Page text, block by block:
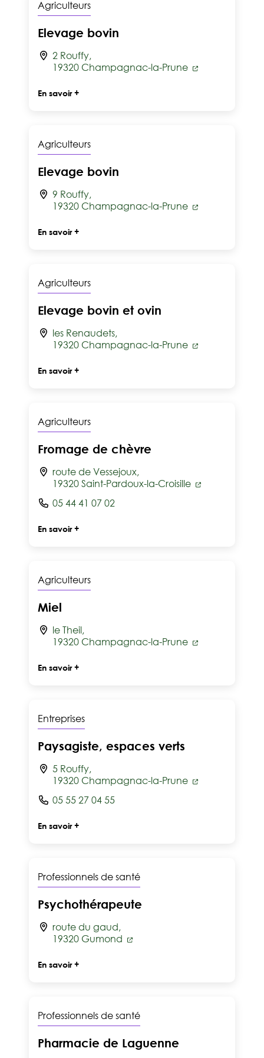
Agriculteurs
Elevage bovin
2 Rouffy,
19320 Champagnac-la-Prune
En savoir +
Agriculteurs
Elevage bovin
9 Rouffy,
19320 Champagnac-la-Prune
En savoir +
Agriculteurs
Elevage bovin et ovin
les Renaudets,
19320 Champagnac-la-Prune
En savoir +
Agriculteurs
Fromage de chèvre
route de Vessejoux,
19320 Saint-Pardoux-la-Croisille
05 44 41 07 02
En savoir +
Agriculteurs
Miel
le Theil,
19320 Champagnac-la-Prune
En savoir +
Entreprises
Paysagiste, espaces verts
5 Rouffy,
19320 Champagnac-la-Prune
05 55 27 04 55
En savoir +
Professionnels de santé
Psychothérapeute
route du gaud,
19320 Gumond
En savoir +
Professionnels de santé
Pharmacie de Laguenne